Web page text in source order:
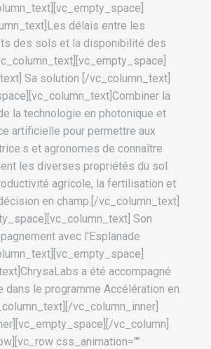
délais entre les
des sols et la disponibilité des
Sa solution [/vc_column_text]
la
la technologie en photonique et
artificielle pour permettre aux
et agronomes de connaître
les diverses propriétés du sol
agricole, la fertilisation et
en champ.[/vc_column_text]
Son
avec l'Esplanade
a été accompagné
dans le programme Accélération en
vc_column_inner]
vc_column]
css_animation=""